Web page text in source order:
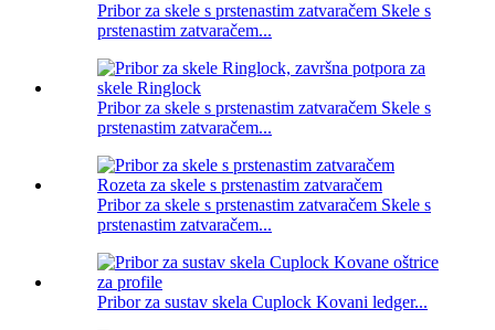
Pribor za skele s prstenastim zatvaračem Skele s
prstenastim zatvaračem...
Pribor za skele s prstenastim zatvaračem Skele s
prstenastim zatvaračem...
Pribor za skele s prstenastim zatvaračem Skele s
prstenastim zatvaračem...
Pribor za sustav skela Cuplock Kovani ledger...